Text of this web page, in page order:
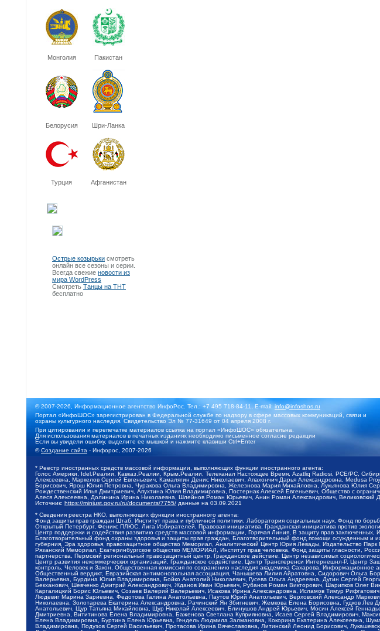
Монголия Пакистан
Белорусия Шри-Ланка
Турция Афганистан
Острые козырьки смотреть
онлайн все сезоны и серии.
Всегда свежие новости из
мира WordPress
Смотреть Танцы на ТНТ
бесплатно
© 2007-2026, Информационное агентство ИнфоРос. Тел.: +7 495 718-84-11, E-mail:info@infoshos.ru
Портал «ИнфоШОС» зарегистрирован в Федеральной службе по надзору в сфере массовых коммуникаций, связи и
охраны культурного наследия. Свидетельство Эл № 77-31649 от 04 апреля 2008 г.
При цитировании и перепечатке материалов ссылка на портал «ИнфоШОС» обязательна.
Для использования материалов в печатных изданиях необходимо письменное согласие редакции
Если вы увидели ошибку, выделите ее мышкой и нажмите клавиши Ctrl+Enter
©Создание сайта - Инфорос, 2007-2026
* Реестр иностранных средств массовой информации, выполняющих функции иностранного агента:
Голос Америки, Idel.Реалии, Кавказ.Реалии, Крым.Реалии, Телеканал Настоящее Время, Azatliq Radiosi, PCE/PC,
Алексеевна, Маркелов Сергей Евгеньевич, Камалягин Денис Николаевич, Апахончич Дарья Александровна, Medusa
Борисович, Ярош Юлия Петровна, Чуракова Ольга Владимировна, Железнова Мария Михайловна, Лукьянова Юлия
Рождественский Илья Дмитриевич, Апухтина Юлия Владимировна, Постернак Алексей Евгеньевич, Общество с
Алеся Алексеевна, Долинина Ирина Николаевна, Шлейнов Роман Юрьевич, Анин Роман Александрович, Великовский
Источник: https://minjust.gov.ru/ru/documents/7755/ данные на 03.09.2021
* Сведения реестра НКО, выполняющих функции иностранного агента:
Фонд защиты прав граждан Штаб, Институт права и публичной политики, Лаборатория социальных наук, Фонд по
Открытый Петербург, Феникс ПЛЮС, Лига Избирателей, Правовая инициатива, Гражданская инициатива против
Центр поддержки и содействия развитию средств массовой информации, Горячая Линия, В защиту прав
Благотворительный фонд охраны здоровья и защиты прав граждан, Благотворительный фонд помощи осужденным и
губерния, Эра здоровья, правозащитное общество Мемориал, Аналитический Центр Юрия Левады, Издательство
Рязанский Мемориал, Екатеринбургское общество МЕМОРИАЛ, Институт прав человека, Фонд защиты гласности,
партнерства, Пермский региональный правозащитный центр, Гражданское действие, Центр независимых
Центр развития некоммерческих организаций, Гражданское содействие, Центр Трансперенси Интернешнл-Р, Центр
контроль, Человек и Закон, Общественная комиссия по сохранению наследия академика Сахарова,
Общественный вердикт, Евразийская антимонопольная ассоциация, Чанышева Лилия Айратовна, Сидорович Ольга
Валерьевна, Бурдина Юлия Владимировна, Бойко Анатолий Николаевич, Гусева Ольга Андреевна, Дугин Сергей
Бекханович, Шевченко Дмитрий Александрович, Жданов Иван Юрьевич, Рубанов Роман Викторович, Шарипков Олег
Каргалицкий Борис Юльевич, Созаев Валерий Валерьевич, Исакова Ирина Александровна, Исламов Тимур
Людевиг Марина Зариевна, Федотова Галина Анатольевна, Паутов Юрий Анатольевич, Верховский Александр
Николаевна, Золотарева Екатерина Александровна, Рачинский Ян Збигневич, Жемкова Елена Борисовна, Гудков
Анатольевич, Щур Татьяна Михайловна, Щур Николай Алексеевич, Блинушов Андрей Юрьевич, Мосин Алексей
Дмитриевна, Вититинова Елена Владимировна, Баженова Светлана Куприяновна, Исаев Сергей Владимирович,
Елена Владимировна, Буртина Елена Юрьевна, Гендель Людмила Залмановна, Кокорина Екатерина Алексеевна,
Владимировна, Подузов Сергей Васильевич, Протасова Ирина Вячеславовна, Литинский Леонид Борисович,